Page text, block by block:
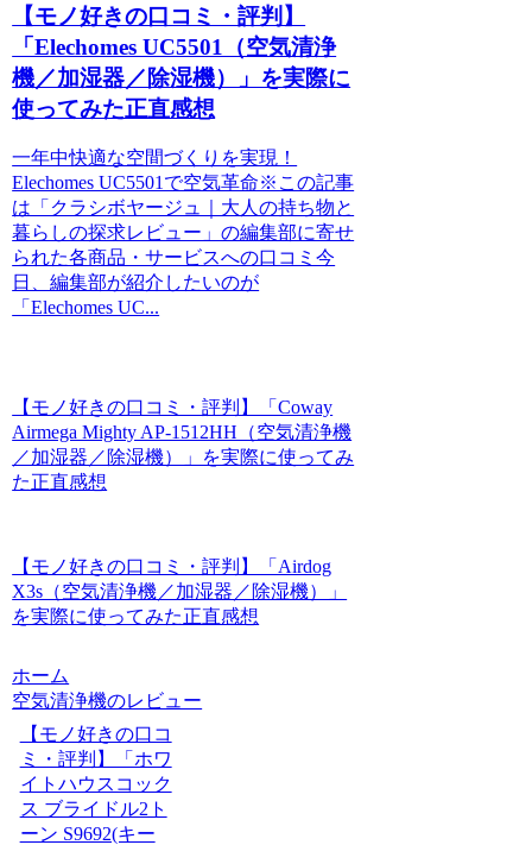
【モノ好きの口コミ・評判】
「Elechomes UC5501（空気清浄
機／加湿器／除湿機）」を実際に
使ってみた正直感想
一年中快適な空間づくりを実現！
Elechomes UC5501で空気革命※この記事
は「クラシボヤージュ｜大人の持ち物と
暮らしの探求レビュー」の編集部に寄せ
られた各商品・サービスへの口コミ今
日、編集部が紹介したいのが
「Elechomes UC...
【モノ好きの口コミ・評判】「Coway
Airmega Mighty AP-1512HH（空気清浄機
／加湿器／除湿機）」を実際に使ってみ
た正直感想
【モノ好きの口コミ・評判】「Airdog
X3s（空気清浄機／加湿器／除湿機）」
を実際に使ってみた正直感想
ホーム
空気清浄機のレビュー
【モノ好きの口コ
ミ・評判】「ホワ
イトハウスコック
ス ブライドル2ト
ーン S9692(キー